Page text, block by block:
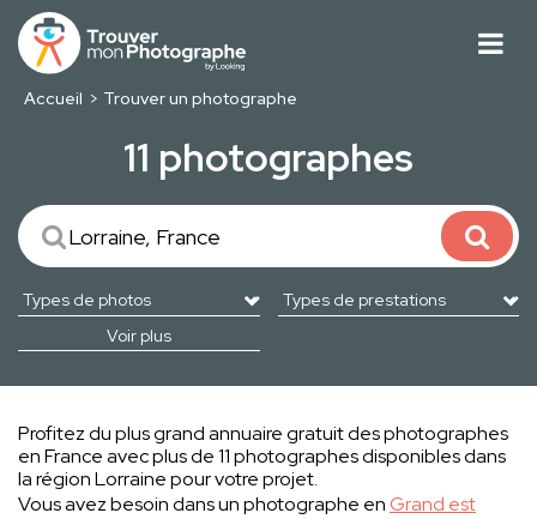
Accueil Trouver un photographe
11 photographes
Voir plus
Profitez du plus grand annuaire gratuit des photographes
en France avec plus de 11 photographes disponibles dans
la région Lorraine pour votre projet.
Vous avez besoin dans un photographe enGrand est